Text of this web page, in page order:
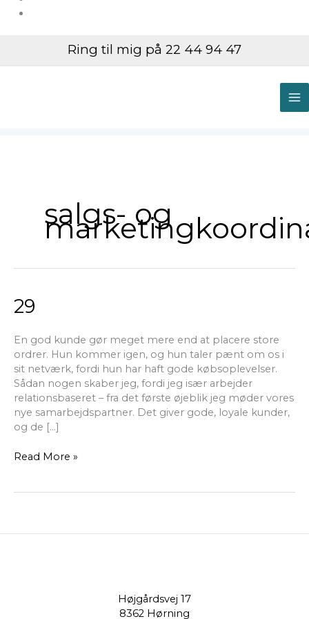
Ring til mig på 22 44 94 47
salgs- og
29
En god kunde gør meget mere end at placere store
ordrer. Hun kommer igen, og hun taler pænt om os i
sit netværk, fordi hun har haft gode købsoplevelser.
Sådan nogen skaber jeg, fordi jeg især arbejder
relationsbaseret – fra det første øjeblik jeg møder vores
nye samarbejdspartner. Det giver gode, loyale kunder,
og de […]
29
Read More »
Højgårdsvej 17
8362 Hørning